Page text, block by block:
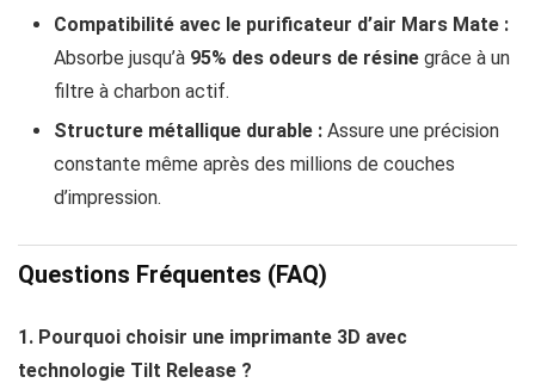
Compatibilité avec le purificateur d’air Mars Mate :
Absorbe jusqu’à 95% des odeurs de résine grâce à un
filtre à charbon actif.
Structure métallique durable : Assure une précision
constante même après des millions de couches
d’impression.
Questions Fréquentes (FAQ)
1. Pourquoi choisir une imprimante 3D avec
technologie Tilt Release ?